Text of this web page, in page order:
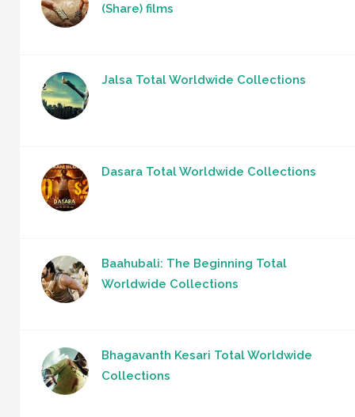
(Share) films
Jalsa Total Worldwide Collections
Dasara Total Worldwide Collections
Baahubali: The Beginning Total
Worldwide Collections
Bhagavanth Kesari Total Worldwide
Collections